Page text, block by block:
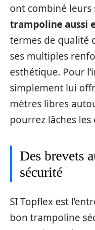
ont combiné
trampoline aussi
termes de qualité
ses multiples
esthétique. Pour
simplement lui
mètres libres
pourrez lâches les
Des brevets
sécurité
SI Topflex est
bon trampoline